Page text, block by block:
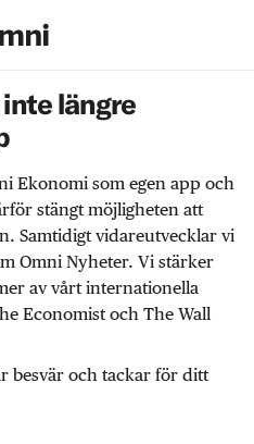
längre
Ekonomi som egen app och
stängt möjligheten att
Samtidigt vidareutvecklar vi
Omni Nyheter. Vi stärker
av vårt internationella
Economist och The Wall
besvär och tackar för ditt